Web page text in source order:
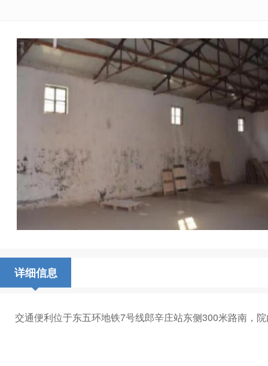
详细信息
交通便利位于东五环地铁7号线郎辛庄站东侧300米路南，